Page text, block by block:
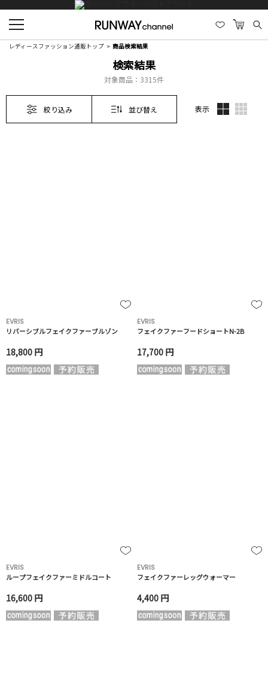
レディースファッション通販トップ 商品検索結果
検索結果
対象商品： 3315件
絞り込み 並び替え 表示
EVRIS
リバーシブルフェイクファーブルゾン
18,800 円
EVRIS
フェイクファーフードショートN-2B
17,700 円
EVRIS
ループフェイクファーミドルコート
16,600 円
EVRIS
フェイクファーレッグウォーマー
4,400 円